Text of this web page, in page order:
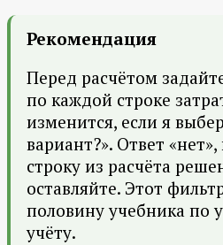
Рекомендация
Перед расчётом
по каждой строке
изменится, если я
вариант?». Ответ
строку из расчёта
оставляйте. Этот
половину учебника по
учёту.